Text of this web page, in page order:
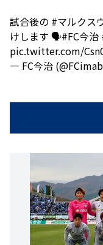
試合後の #マルクス
けします 🗣️#FC今治
pic.twitter.com/
— FC今治